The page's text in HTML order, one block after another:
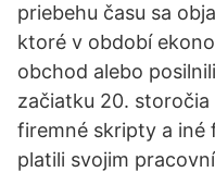
priebehu času sa
ktoré v období
obchod alebo
začiatku 20.
firemné skripty a iné
platili svojim